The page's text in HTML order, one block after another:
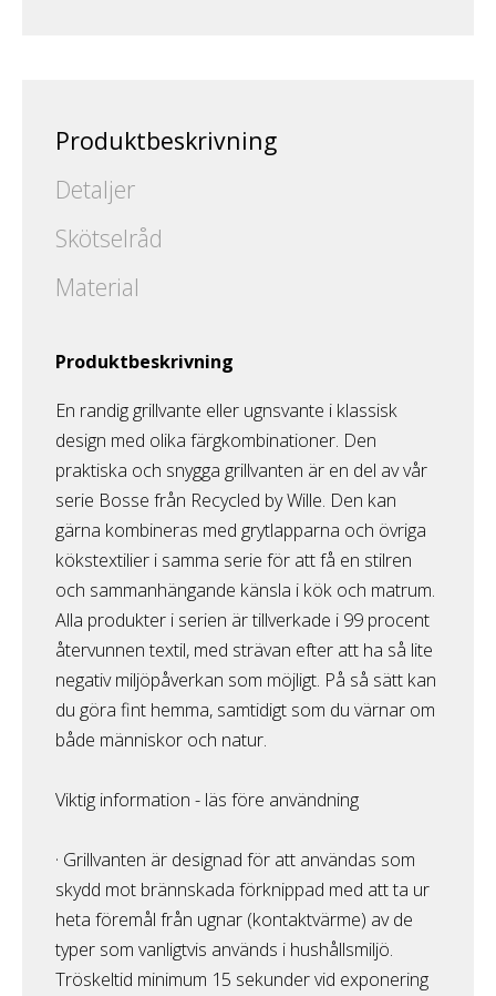
Produktbeskrivning
Detaljer
Skötselråd
Material
Produktbeskrivning
En randig grillvante eller ugnsvante i klassisk
design med olika färgkombinationer. Den
praktiska och snygga grillvanten är en del av vår
serie Bosse från Recycled by Wille. Den kan
gärna kombineras med grytlapparna och övriga
kökstextilier i samma serie för att få en stilren
och sammanhängande känsla i kök och matrum.
Alla produkter i serien är tillverkade i 99 procent
återvunnen textil, med strävan efter att ha så lite
negativ miljöpåverkan som möjligt. På så sätt kan
du göra fint hemma, samtidigt som du värnar om
både människor och natur.
Viktig information - läs före användning
· Grillvanten är designad för att användas som
skydd mot brännskada förknippad med att ta ur
heta föremål från ugnar (kontaktvärme) av de
typer som vanligtvis används i hushållsmiljö.
Tröskeltid minimum 15 sekunder vid exponering